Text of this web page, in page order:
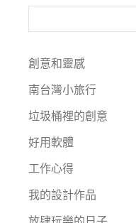
創意和靈感
南台灣小旅行
垃圾桶裡的創意
好用軟體
工作心得
我的設計作品